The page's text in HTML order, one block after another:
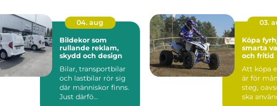
04. aug
Bildekor som
rullande reklam,
skydd och design
Bilar, transportbilar
och lastbilar rör sig
där människor finns.
Just därfö...
03.
Köpa
smarta
och fritid
Att köpa
är för
steg,
ska